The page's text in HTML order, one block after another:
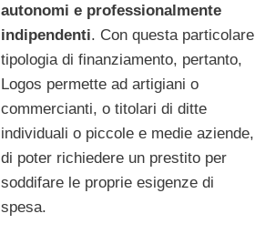
autonomi e professionalmente
indipendenti. Con questa particolare
tipologia di finanziamento, pertanto,
Logos permette ad artigiani o
commercianti, o titolari di ditte
individuali o piccole e medie aziende,
di poter richiedere un prestito per
soddifare le proprie esigenze di
spesa.